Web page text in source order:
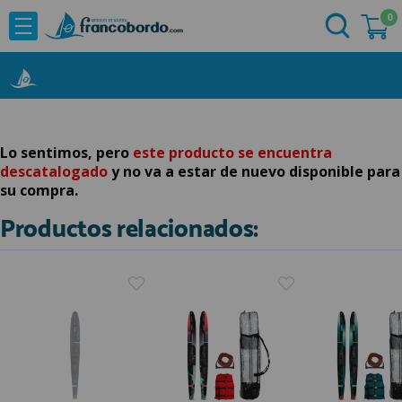
NOVEDADES
MARCAS
Acastillaje
Aforadores e Indicadores
Cabuyeria
Confort a Bordo
Deportes Nauticos
Electricidad
Electronica
Embarcaciones
Ya soy cliente
Recordarme ¿Olvidó su contraseña?
Quiero registrarme
0
Lo sentimos, pero este producto se encuentra
descatalogadoy no va a estar de nuevo disponible para
su compra.
Productos relacionados: